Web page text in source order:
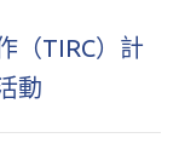
（TIRC）計
動